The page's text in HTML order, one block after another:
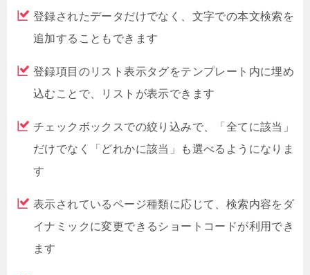
登録されたデータだけでなく、文字での本文検索を
追加することもできます
登録項目のリスト表示タグをテンプレート内に埋め
込むことで、リストが表示できます
チェックボックスでの絞り込みで、「全てに該当」
だけでなく「どれかに該当」も選べるようになりま
す
表示されているページ種類に応じて、検索内容をダ
イナミックに変更できるショートコードが利用でき
ます